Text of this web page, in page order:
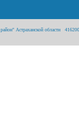
Астраханской области